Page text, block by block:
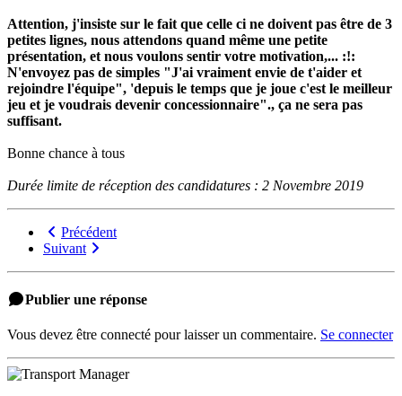
Attention, j'insiste sur le fait que celle ci ne doivent pas être de 3
petites lignes, nous attendons quand même une petite
présentation, et nous voulons sentir votre motivation,... :!:
N'envoyez pas de simples "J'ai vraiment envie de t'aider et
rejoindre l'équipe", 'depuis le temps que je joue c'est le meilleur
jeu et je voudrais devenir concessionnaire"., ça ne sera pas
suffisant.
Bonne chance à tous
Durée limite de réception des candidatures : 2 Novembre 2019
Précédent
Suivant
Publier une réponse
Vous devez être connecté pour laisser un commentaire. Se connecter